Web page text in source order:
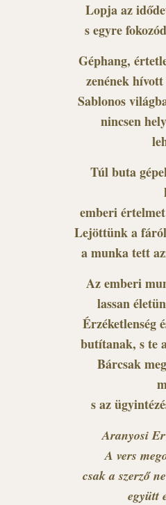
Lopja az
s egyre
Géphang,
zenének
Sablonos
nincsen
Túl buta
emberi
Lejöttünk a
a munka tett
Az emberi
lassan
Érzéketlenség
butítanak, s te
Bárcsak
s az
Aranyosi
A vers
csak a szerző
együtt